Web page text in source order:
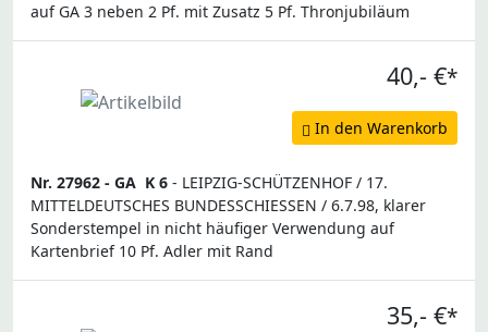
auf GA 3 neben 2 Pf. mit Zusatz 5 Pf. Thronjubiläum
40,- €*
In den Warenkorb
Nr. 27962 - GA K 6 - LEIPZIG-SCHÜTZENHOF / 17.
MITTELDEUTSCHES BUNDESSCHIESSEN / 6.7.98, klarer
Sonderstempel in nicht häufiger Verwendung auf
Kartenbrief 10 Pf. Adler mit Rand
35,- €*